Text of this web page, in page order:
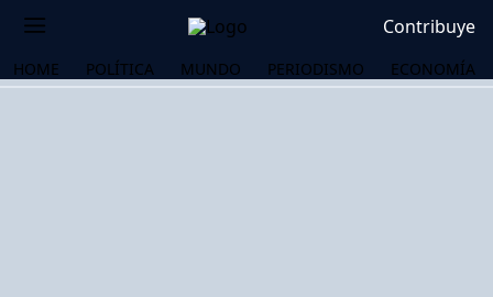
Contribuye
HOME POLÍTICA MUNDO PERIODISMO ECONOMÍA